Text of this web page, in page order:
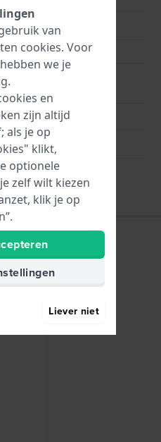
Gesp
Wit
120 mm
Quick release pushpins
Ja
van
cookies. Voor
we je
en
zijn altijd
als je op
klikt,
optionele
zelf wilt kiezen
klik je op
Liever niet